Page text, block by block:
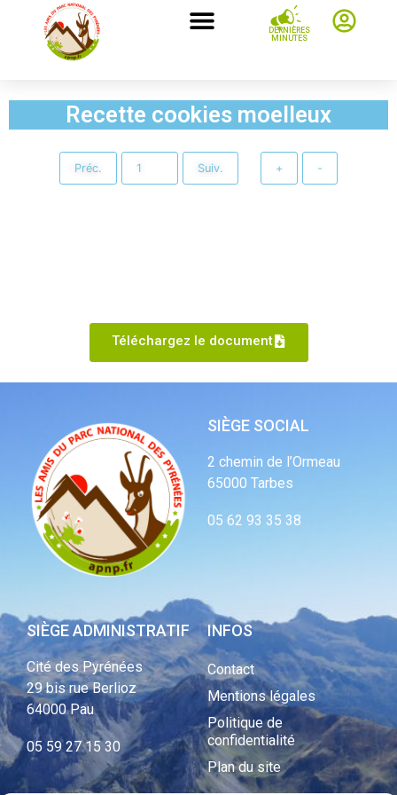
DERNIÈRES
MINUTES
Recette cookies moelleux
Préc. Suiv. + -
Téléchargez le document
SIÈGE SOCIAL
2 chemin de l’Ormeau
65000 Tarbes
05 62 93 35 38
SIÈGE ADMINISTRATIF
Cité des Pyrénées
29 bis rue Berlioz
64000 Pau
05 59 27 15 30
INFOS
Contact
Mentions légales
Politique de
confidentialité
Plan du site